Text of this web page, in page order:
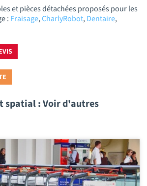
et pièces détachées proposés pour les
: Fraisage,CharlyRobot,Dentaire,
spatial : Voir d'autres